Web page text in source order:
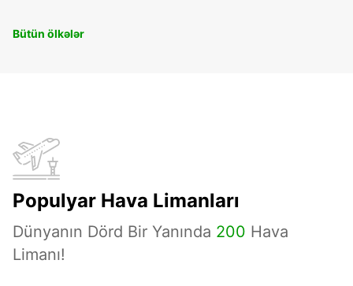
Bütün ölkələr
Populyar Hava Limanları
Dünyanın Dörd Bir Yanında 200 Hava
Limanı!